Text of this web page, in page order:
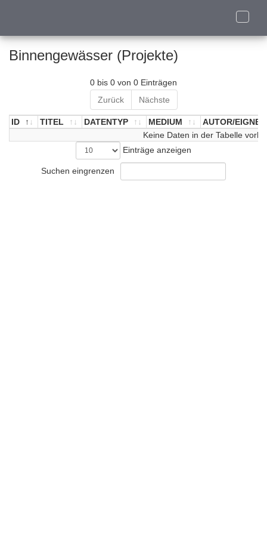
Toggle
Binnengewässer (Projekte)
0 bis 0 von 0 Einträgen
Zurück
Nächste
ID TITEL DATENTYP MEDIUM
AUTOR/EIGNER
MEDIUM AUTOR/EIGNER
Keine Daten in der Tabelle
Einträge anzeigen
Suchen eingrenzen